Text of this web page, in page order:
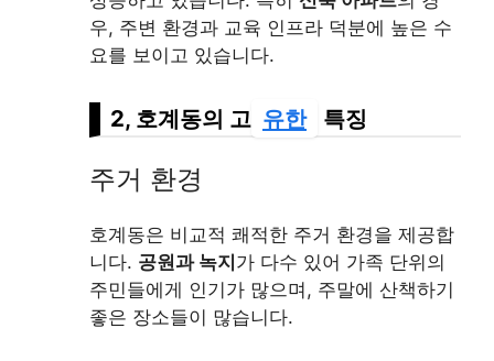
우, 주변 환경과 교육 인프라 덕분에 높은 수
요를 보이고 있습니다.
2, 호계동의 고 유한 특징
주거 환경
호계동은 비교적 쾌적한 주거 환경을 제공합
니다. 공원과 녹지가 다수 있어 가족 단위의
주민들에게 인기가 많으며, 주말에 산책하기
좋은 장소들이 많습니다.